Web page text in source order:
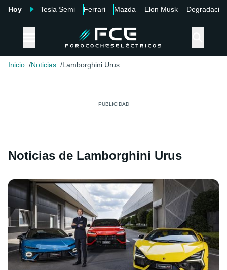
Hoy Tesla Semi Ferrari Mazda Elon Musk Degradación
Inicio Noticias Lamborghini Urus
Noticias de Lamborghini Urus